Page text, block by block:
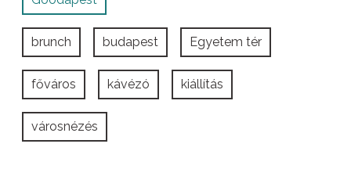
brunch budapest Egyetem tér
főváros kávézó kiállítás
városnézés